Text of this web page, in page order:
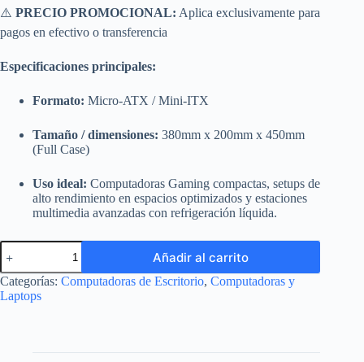
original
$45.36.
actual
$42.00.
⚠️ PRECIO PROMOCIONAL: Aplica exclusivamente para
pagos en efectivo o transferencia
Especificaciones principales:
Formato: Micro-ATX / Mini-ITX
Tamaño / dimensiones: 380mm x 200mm x 450mm
(Full Case)
Uso ideal: Computadoras Gaming compactas, setups de
alto rendimiento en espacios optimizados y estaciones
multimedia avanzadas con refrigeración líquida.
Case
GameMax
EDGE
(Micro-
ATX/Mini-
Añadir al carrito
Categorías: Computadoras de Escritorio, Computadoras y
Laptops